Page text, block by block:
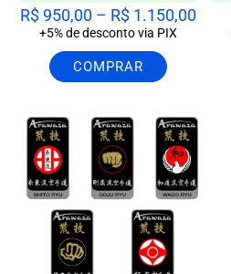
R$950,00 – R$1.150,00
+5% de desconto via PIX
COMPRAR